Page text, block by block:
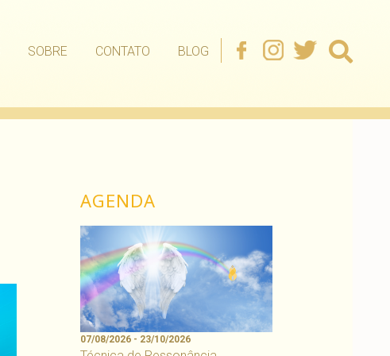
SOBRE CONTATO BLOG
AGENDA
07/08/2026 - 23/10/2026